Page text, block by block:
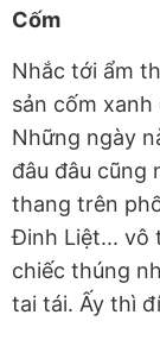
Cốm
Nhắc tới ẩm
sản cốm
Những ngày
đâu đâu cũng
thang trên
Đinh Liệt... vô
chiếc thúng
tai tái. Ấy thì